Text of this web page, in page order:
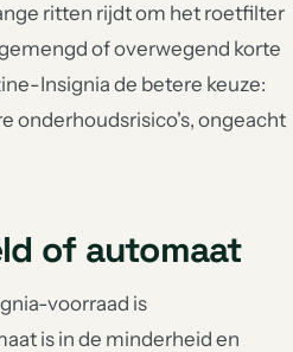
ritten rijdt om het roetfilter
of overwegend korte
Insignia de betere keuze:
onderhoudsrisico's, ongeacht
of automaat
voorraad is
is in de minderheid en